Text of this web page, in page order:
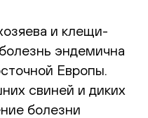
и клещи-
эндемична
Европы.
свиней и диких
болезни